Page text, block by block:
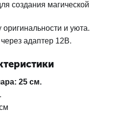
создания магической
и уюта.
адаптер 12В.
25 см.